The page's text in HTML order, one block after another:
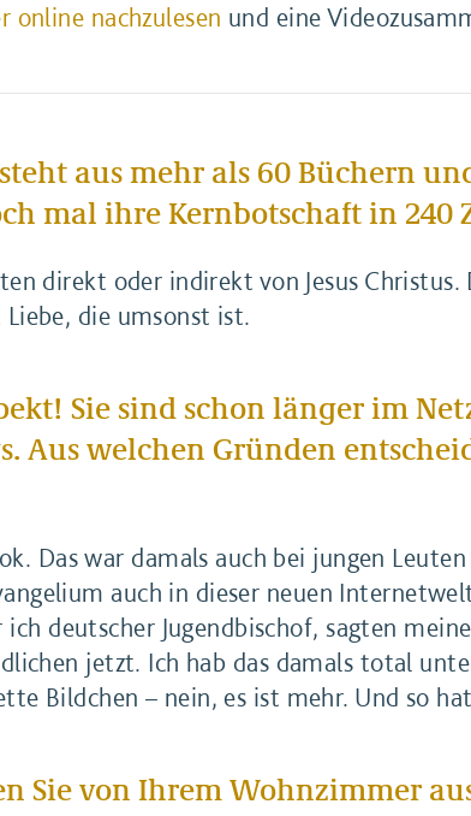
online nachzulesen und eine
aus mehr als 60 Büchern
mal ihre Kernbotschaft in 240
direkt oder indirekt von Jesus Christus.
die umsonst ist.
Sie sind schon länger im
Aus welchen Gründen
Das war damals auch bei jungen
auch in dieser neuen
deutscher Jugendbischof, sagten
jetzt. Ich hab das damals total
Bildchen – nein, es ist mehr. Und so
Sie von Ihrem Wohnzimmer